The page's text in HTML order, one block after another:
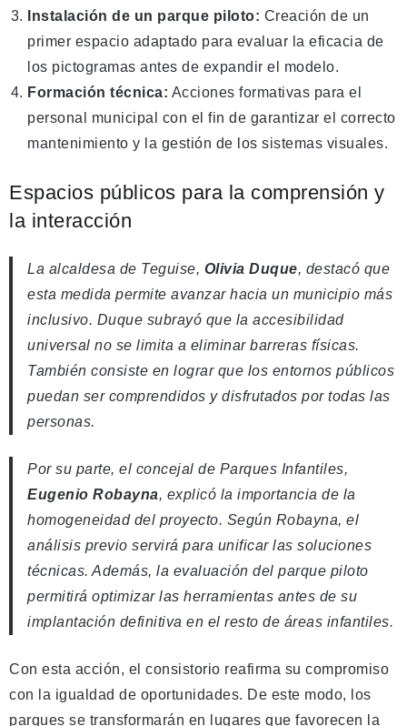
Instalación de un parque piloto: Creación de un
primer espacio adaptado para evaluar la eficacia de
los pictogramas antes de expandir el modelo.
Formación técnica: Acciones formativas para el
personal municipal con el fin de garantizar el correcto
mantenimiento y la gestión de los sistemas visuales.
Espacios públicos para la comprensión y
la interacción
La alcaldesa de Teguise, Olivia Duque, destacó que
esta medida permite avanzar hacia un municipio más
inclusivo. Duque subrayó que la accesibilidad
universal no se limita a eliminar barreras físicas.
También consiste en lograr que los entornos públicos
puedan ser comprendidos y disfrutados por todas las
personas.
Por su parte, el concejal de Parques Infantiles,
Eugenio Robayna, explicó la importancia de la
homogeneidad del proyecto. Según Robayna, el
análisis previo servirá para unificar las soluciones
técnicas. Además, la evaluación del parque piloto
permitirá optimizar las herramientas antes de su
implantación definitiva en el resto de áreas infantiles.
Con esta acción, el consistorio reafirma su compromiso
con la igualdad de oportunidades. De este modo, los
parques se transformarán en lugares que favorecen la